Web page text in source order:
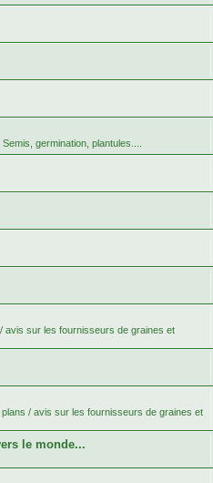
germination, plantules....
avis sur les fournisseurs de graines et
/ avis sur les fournisseurs de graines et
le monde...